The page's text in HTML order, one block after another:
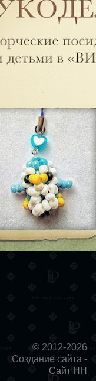
© 2012-2026
Создание сайта -
Сайт НН